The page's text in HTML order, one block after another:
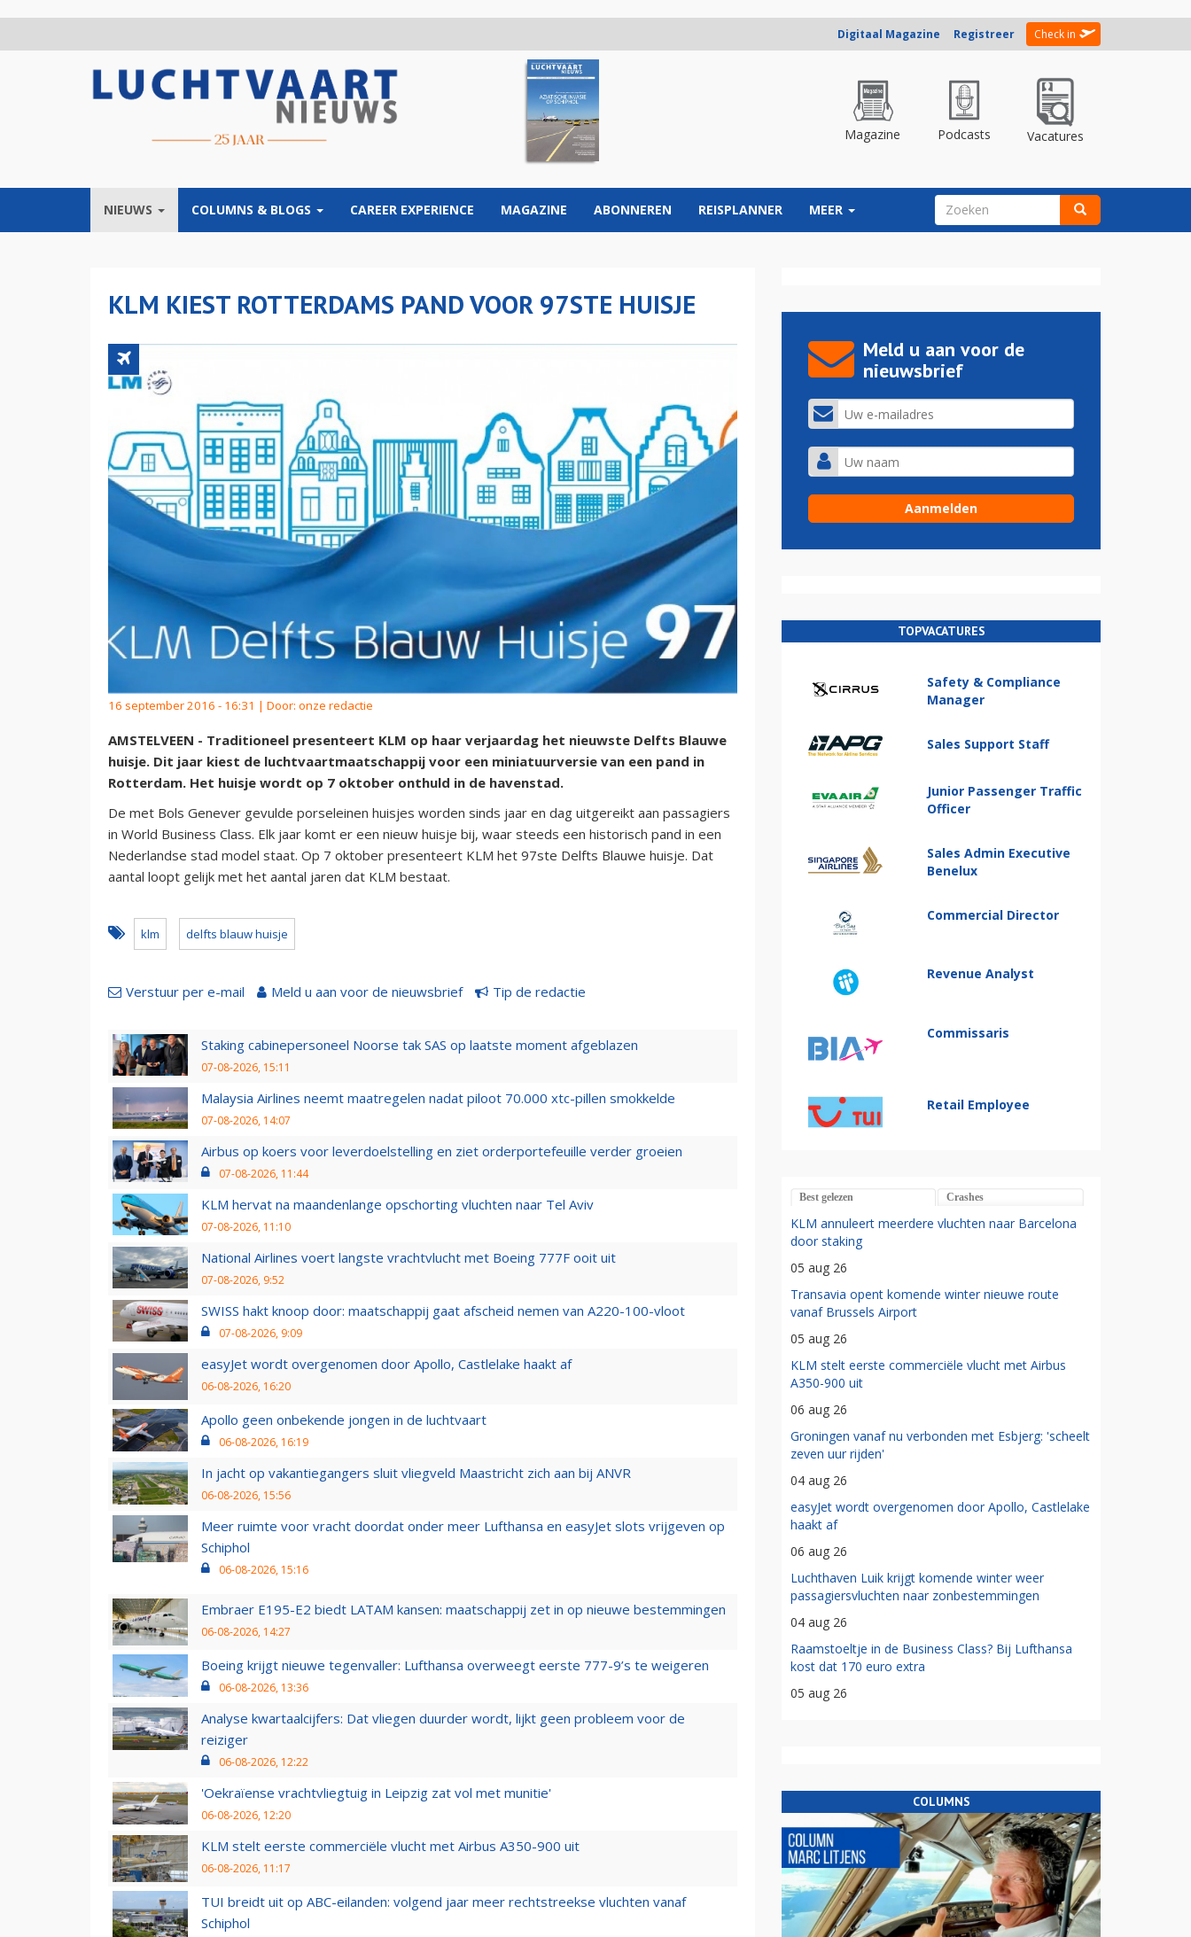
Digitaal Magazine Registreer Check in
Magazine Podcasts Vacatures
NIEUWS COLUMNS & BLOGS CAREER EXPERIENCE MAGAZINE ABONNEREN REISPLANNER MEER ZOEKVELD
KLM KIEST ROTTERDAMS PAND VOOR 97STE HUISJE
16 september 2016 - 16:31 | Door: onze redactie
AMSTELVEEN - Traditioneel presenteert KLM op haar verjaardag het nieuwste Delfts Blauwe
huisje. Dit jaar kiest de luchtvaartmaatschappij voor een miniatuurversie van een pand in
Rotterdam. Het huisje wordt op 7 oktober onthuld in de havenstad.
De met Bols Genever gevulde porseleinen huisjes worden sinds jaar en dag uitgereikt aan passagiers
in World Business Class. Elk jaar komt er een nieuw huisje bij, waar steeds een historisch pand in een
Nederlandse stad model staat. Op 7 oktober presenteert KLM het 97ste Delfts Blauwe huisje. Dat
aantal loopt gelijk met het aantal jaren dat KLM bestaat.
klm delfts blauw huisje
Verstuur per e-mail Meld u aan voor de nieuwsbrief Tip de redactie
Staking cabinepersoneel Noorse tak SAS op laatste moment afgeblazen
07-08-2026, 15:11
Malaysia Airlines neemt maatregelen nadat piloot 70.000 xtc-pillen smokkelde
07-08-2026, 14:07
Airbus op koers voor leverdoelstelling en ziet orderportefeuille verder groeien
07-08-2026, 11:44
KLM hervat na maandenlange opschorting vluchten naar Tel Aviv
07-08-2026, 11:10
National Airlines voert langste vrachtvlucht met Boeing 777F ooit uit
07-08-2026, 9:52
SWISS hakt knoop door: maatschappij gaat afscheid nemen van A220-100-vloot
07-08-2026, 9:09
easyJet wordt overgenomen door Apollo, Castlelake haakt af
06-08-2026, 16:20
Apollo geen onbekende jongen in de luchtvaart
06-08-2026, 16:19
In jacht op vakantiegangers sluit vliegveld Maastricht zich aan bij ANVR
06-08-2026, 15:56
Meer ruimte voor vracht doordat onder meer Lufthansa en easyJet slots vrijgeven op
Schiphol
06-08-2026, 15:16
Embraer E195-E2 biedt LATAM kansen: maatschappij zet in op nieuwe bestemmingen
06-08-2026, 14:27
Boeing krijgt nieuwe tegenvaller: Lufthansa overweegt eerste 777-9’s te weigeren
06-08-2026, 13:36
Analyse kwartaalcijfers: Dat vliegen duurder wordt, lijkt geen probleem voor de
reiziger
06-08-2026, 12:22
'Oekraïense vrachtvliegtuig in Leipzig zat vol met munitie'
06-08-2026, 12:20
KLM stelt eerste commerciële vlucht met Airbus A350-900 uit
06-08-2026, 11:17
TUI breidt uit op ABC-eilanden: volgend jaar meer rechtstreekse vluchten vanaf
Schiphol
Meld u aan voor de
nieuwsbrief
TOPVACATURES
Safety & Compliance
Manager
Sales Support Staff
Junior Passenger Traffic
Officer
Sales Admin Executive
Benelux
Commercial Director
Revenue Analyst
Commissaris
Retail Employee
Best gelezen Crashes
KLM annuleert meerdere vluchten naar Barcelona
door staking
05 aug 26
Transavia opent komende winter nieuwe route
vanaf Brussels Airport
05 aug 26
KLM stelt eerste commerciële vlucht met Airbus
A350-900 uit
06 aug 26
Groningen vanaf nu verbonden met Esbjerg: 'scheelt
zeven uur rijden'
04 aug 26
easyJet wordt overgenomen door Apollo, Castlelake
haakt af
06 aug 26
Luchthaven Luik krijgt komende winter weer
passagiersvluchten naar zonbestemmingen
04 aug 26
Raamstoeltje in de Business Class? Bij Lufthansa
kost dat 170 euro extra
05 aug 26
COLUMNS